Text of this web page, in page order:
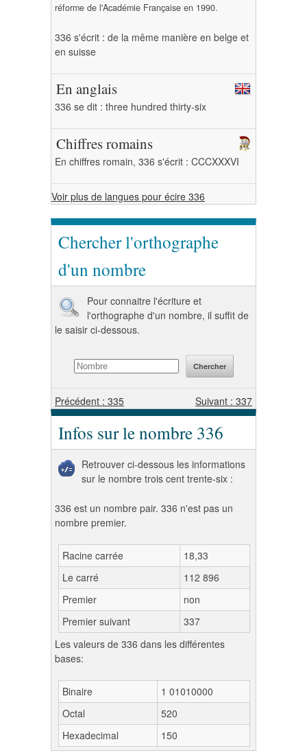
réforme de l'Académie Française en 1990.
336 s'écrit : de la même manière en belge et
en suisse
En anglais
336 se dit : three hundred thirty-six
Chiffres romains
En chiffres romain, 336 s'écrit : CCCXXXVI
Voir plus de langues pour écire 336
Chercher l'orthographe
d'un nombre
Pour connaitre l'écriture et
l'orthographe d'un nombre, il suffit de
le saisir ci-dessous.
Précédent : 335 Suivant : 337
Infos sur le nombre 336
Retrouver ci-dessous les informations
sur le nombre trois cent trente-six :
336 est un nombre pair. 336 n'est pas un
nombre premier.
Racine carrée
18,33
Le carré
112 896
Premier
non
Premier suivant
337
Les valeurs de 336 dans les différentes
bases:
Binaire
1 01010000
Octal
520
Hexadecimal
150